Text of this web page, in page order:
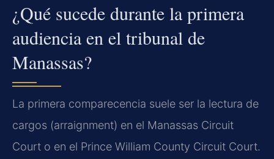
¿Qué sucede durante la primera
audiencia en el tribunal de
Manassas?
La primera comparecencia suele ser la lectura de
cargos (arraignment) en el Manassas Circuit
Court o en el Prince William County Circuit Court.